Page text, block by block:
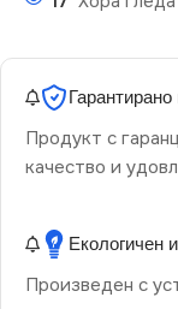
Гарантирано
Продукт с
качество и
Екологичен
Произведен с